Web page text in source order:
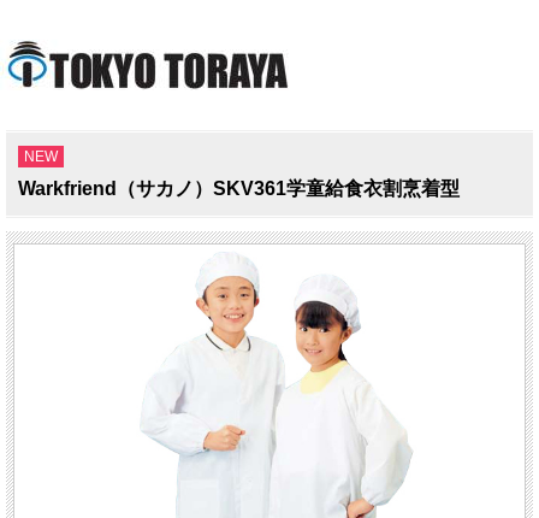
NEW
Warkfriend（サカノ）SKV361学童給食衣割烹着型